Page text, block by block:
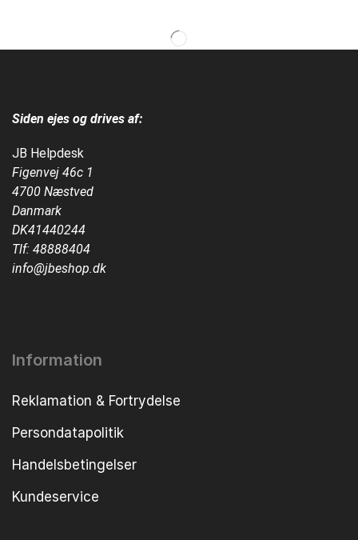
Siden ejes og drives af:
JB Helpdesk
Figenvej 46c 1
4700 Næstved
Danmark
DK41440244
Tlf: 48888404
info@jbeshop.dk
Information
Reklamation & Fortrydelse
Persondatapolitik
Handelsbetingelser
Kundeservice